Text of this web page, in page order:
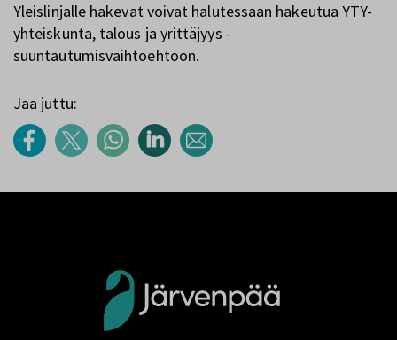
Yleislinjalle hakevat voivat halutessaan hakeutua YTY-
yhteiskunta, talous ja yrittäjyys -
suuntautumisvaihtoehtoon.
Jaa juttu: